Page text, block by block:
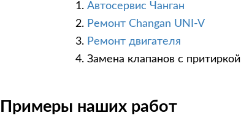
Автосервис Чанган
Ремонт Changan UNI-V
Ремонт двигателя
Замена клапанов с притиркой
Примеры наших работ